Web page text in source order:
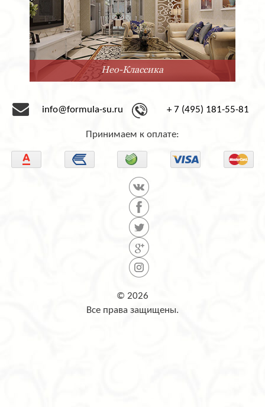
Нео-Классика
info@formula-su.ru + 7 (495) 181-55-81
Принимаем к оплате:
© 2026
Все права защищены.